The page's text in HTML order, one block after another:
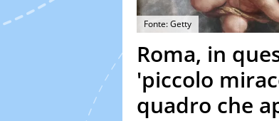
Fonte: Getty
Roma, in
'piccolo
quadro che